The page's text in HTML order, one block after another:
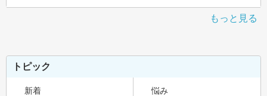
もっと見る
トピック
新着 悩み